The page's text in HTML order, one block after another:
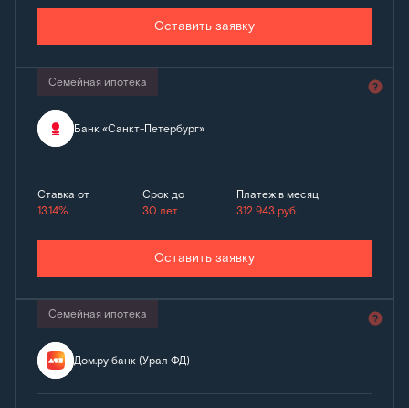
Оставить заявку
Семейная ипотека
Банк «Санкт-Петербург»
Ставка от
13.14%
Срок до
30 лет
Платеж в месяц
312 943руб.
Оставить заявку
Семейная ипотека
Дом.ру банк (Урал ФД)